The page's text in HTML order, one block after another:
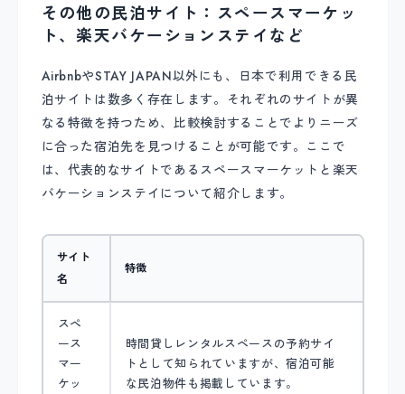
その他の民泊サイト：スペースマーケッ
ト、楽天バケーションステイなど
AirbnbやSTAY JAPAN以外にも、日本で利用できる民
泊サイトは数多く存在します。それぞれのサイトが異
なる特徴を持つため、比較検討することでよりニーズ
に合った宿泊先を見つけることが可能です。ここで
は、代表的なサイトであるスペースマーケットと楽天
バケーションステイについて紹介します。
サイト
名
特徴
スペ
ース
マー
ケッ
時間貸しレンタルスペースの予約サイ
トとして知られていますが、宿泊可能
な民泊物件も掲載しています。